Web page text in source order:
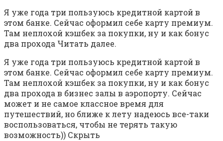
Я уже года три пользуюсь кредитной картой в
этом банке. Сейчас оформил себе карту премиум.
Там неплохой кэшбек за покупки, ну и как бонус
два прохода Читать далее.
Я уже года три пользуюсь кредитной картой в
этом банке. Сейчас оформил себе карту премиум.
Там неплохой кэшбек за покупки, ну и как бонус
два прохода в бизнес залы в аэропорту. Сейчас
может и не самое классное время для
путешествий, но ближе к лету надеюсь все-таки
воспользоваться, чтобы не терять такую
возможность)) Скрыть